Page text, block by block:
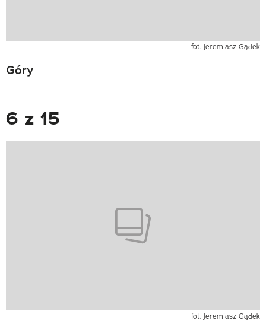
fot. Jeremiasz Gądek
Góry
6 z 15
fot. Jeremiasz Gądek